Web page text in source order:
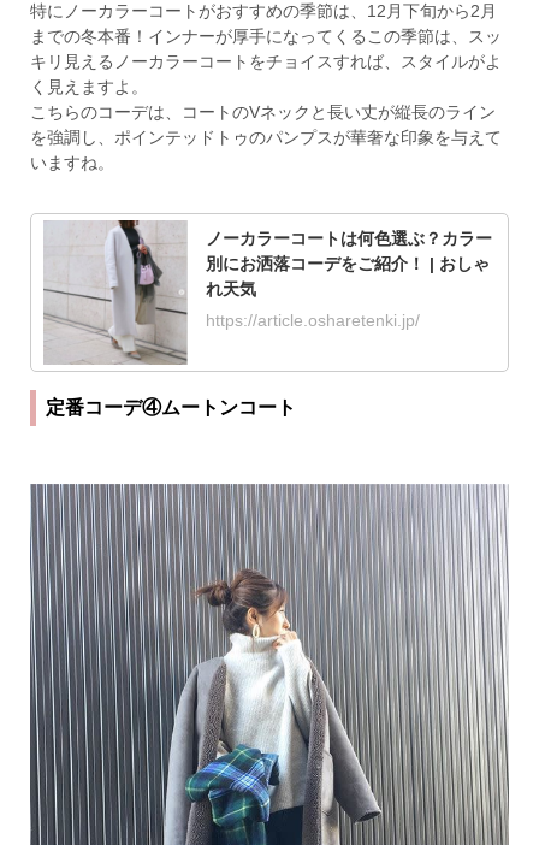
特にノーカラーコートがおすすめの季節は、12月下旬から2月
までの冬本番！インナーが厚手になってくるこの季節は、スッ
キリ見えるノーカラーコートをチョイスすれば、スタイルがよ
く見えますよ。
こちらのコーデは、コートのVネックと長い丈が縦長のライン
を強調し、ポインテッドトゥのパンプスが華奢な印象を与えて
いますね。
ノーカラーコートは何色選ぶ？カラー
別にお洒落コーデをご紹介！ | おしゃ
れ天気
https://article.osharetenki.jp/
定番コーデ④ムートンコート